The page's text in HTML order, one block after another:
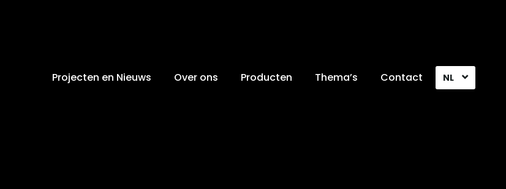
Projecten en Nieuws Over ons Producten Thema’s Contact NL